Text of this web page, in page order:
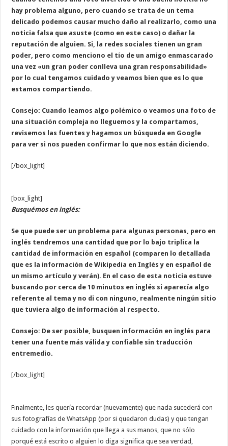
hay problema alguno, pero cuando se trata de un tema
delicado podemos causar mucho daño al realizarlo, como una
noticia falsa que asuste (como en este caso) o dañar la
reputación de alguien. Si, la redes sociales tienen un gran
poder, pero como menciono el tío de un amigo enmascarado
una vez «un gran poder conlleva una gran responsabilidad»
por lo cual tengamos cuidado y veamos bien que es lo que
estamos compartiendo.
Consejo: Cuando leamos algo polémico o veamos una foto de
una situación compleja no lleguemos y la compartamos,
revisemos las fuentes y hagamos un búsqueda en Google
para ver si nos pueden confirmar lo que nos están diciendo.
[/box_light]
[box_light]
Busquémos en inglés:
Se que puede ser un problema para algunas personas, pero en
inglés tendremos una cantidad que por lo bajo triplica la
cantidad de información en español (comparen lo detallada
que es la información de Wikipedia en Inglés y en español de
un mismo artículo y verán). En el caso de esta noticia estuve
buscando por cerca de 10 minutos en inglés si aparecía algo
referente al tema y no di con ninguno, realmente ningún sitio
que tuviera algo de información al respecto.
Consejo: De ser posible, busquen información en inglés para
tener una fuente más válida y confiable sin traducción
entremedio.
[/box_light]
Finalmente, les quería recordar (nuevamente) que nada sucederá con
sus fotografías de WhatsApp (por si quedaron dudas) y que tengan
cuidado con la información que llega a sus manos, que no sólo
porqué está escrito o alguien lo diga significa que sea verdad,